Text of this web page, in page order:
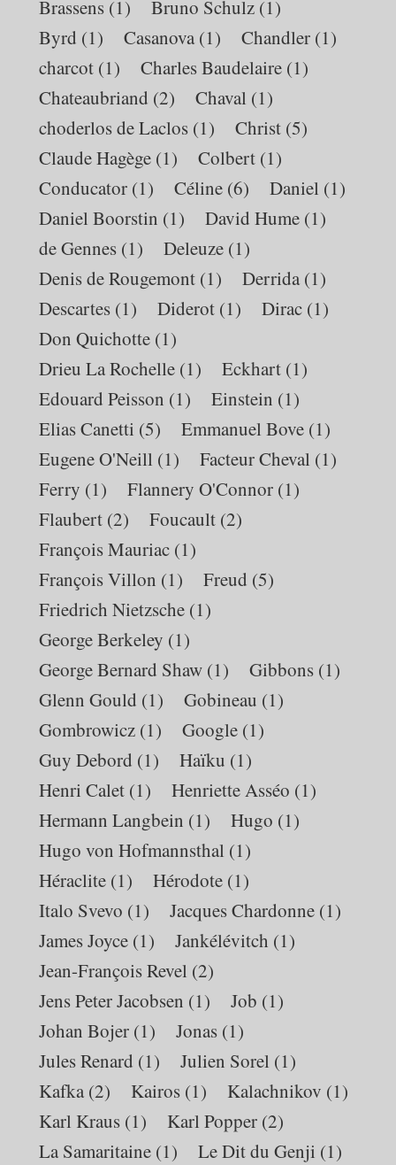
Brassens (1) Bruno Schulz (1)
Byrd (1) Casanova (1) Chandler (1)
charcot (1) Charles Baudelaire (1)
Chateaubriand (2) Chaval (1)
choderlos de Laclos (1) Christ (5)
Claude Hagège (1) Colbert (1)
Conducator (1) Céline (6) Daniel (1)
Daniel Boorstin (1) David Hume (1)
de Gennes (1) Deleuze (1)
Denis de Rougemont (1) Derrida (1)
Descartes (1) Diderot (1) Dirac (1)
Don Quichotte (1)
Drieu La Rochelle (1) Eckhart (1)
Edouard Peisson (1) Einstein (1)
Elias Canetti (5) Emmanuel Bove (1)
Eugene O'Neill (1) Facteur Cheval (1)
Ferry (1) Flannery O'Connor (1)
Flaubert (2) Foucault (2)
François Mauriac (1)
François Villon (1) Freud (5)
Friedrich Nietzsche (1)
George Berkeley (1)
George Bernard Shaw (1) Gibbons (1)
Glenn Gould (1) Gobineau (1)
Gombrowicz (1) Google (1)
Guy Debord (1) Haïku (1)
Henri Calet (1) Henriette Asséo (1)
Hermann Langbein (1) Hugo (1)
Hugo von Hofmannsthal (1)
Héraclite (1) Hérodote (1)
Italo Svevo (1) Jacques Chardonne (1)
James Joyce (1) Jankélévitch (1)
Jean-François Revel (2)
Jens Peter Jacobsen (1) Job (1)
Johan Bojer (1) Jonas (1)
Jules Renard (1) Julien Sorel (1)
Kafka (2) Kairos (1) Kalachnikov (1)
Karl Kraus (1) Karl Popper (2)
La Samaritaine (1) Le Dit du Genji (1)